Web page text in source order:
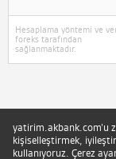
Hesaplama yöntemi ve
foreks tarafından
sağlanmaktadır.